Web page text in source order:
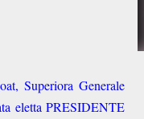
Superiora Generale
eletta PRESIDENTE